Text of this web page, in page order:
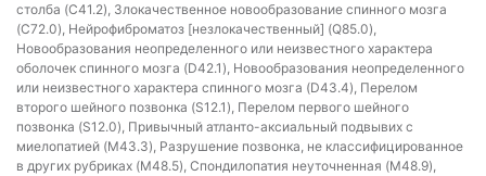
столба (C41.2), Злокачественное новообразование спинного мозга
(C72.0), Нейрофиброматоз [незлокачественный] (Q85.0),
Новообразования неопределенного или неизвестного характера
оболочек спинного мозга (D42.1), Новообразования неопределенного
или неизвестного характера спинного мозга (D43.4), Перелом
второго шейного позвонка (S12.1), Перелом первого шейного
позвонка (S12.0), Привычный атланто-аксиальный подвывих с
миелопатией (M43.3), Разрушение позвонка, не классифицированное
в других рубриках (M48.5), Спондилопатия неуточненная (M48.9),